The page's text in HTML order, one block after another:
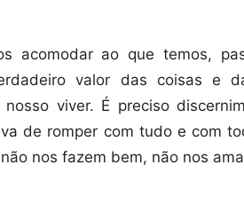
acomodar ao que temos,
valor das coisas e
viver. É preciso
de romper com tudo e com
nos fazem bem, não nos